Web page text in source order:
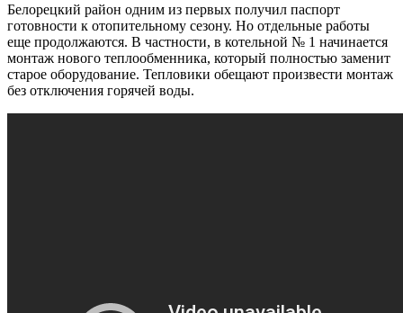
Белорецкий район одним из первых получил паспорт
готовности к отопительному сезону. Но отдельные работы
еще продолжаются. В частности, в котельной № 1 начинается
монтаж нового теплообменника, который полностью заменит
старое оборудование. Тепловики обещают произвести монтаж
без отключения горячей воды.